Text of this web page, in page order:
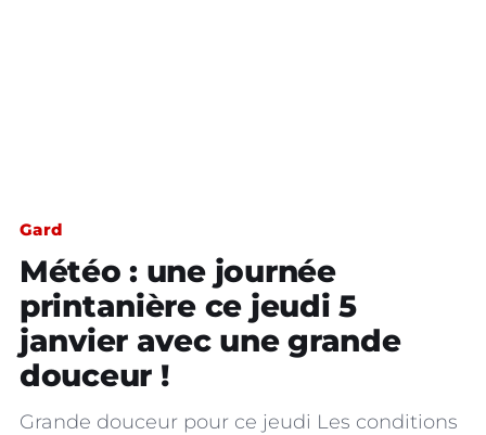
Gard
Météo : une journée
printanière ce jeudi 5
janvier avec une grande
douceur !
Grande douceur pour ce jeudi Les conditions